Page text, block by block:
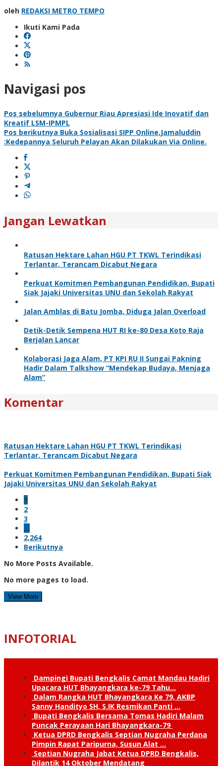
oleh REDAKSI METRO TEMPO
Ikuti Kami Pada
Navigasi pos
Pos sebelumnya Gubernur Riau Apresiasi Ide Inovatif dan
Kreatif LSM-IPMPL
Pos berikutnya Buka Sosialisasi SIPP Online,Jamaluddin
:Kedepannya Seluruh Pelayan Akan Dilakukan Via Online.
Jangan Lewatkan
Ratusan Hektare Lahan HGU PT TKWL Terindikasi
Terlantar, Terancam Dicabut Negara
Perkuat Komitmen Pembangunan Pendidikan, Bupati
Siak Jajaki Universitas UNU dan Sekolah Rakyat
Jalan Amblas di Batu Jomba, Diduga Jalan Overload
Detik-Detik Sempena HUT RI ke-80 Desa Koto Raja
Berjalan Lancar
Kolaborasi Jaga Alam, PT KPI RU II Sungai Pakning
Hadir Dalam Talkshow “Mendekap Budaya, Menjaga
Alam”
Komentar
Ratusan Hektare Lahan HGU PT TKWL Terindikasi
Terlantar, Terancam Dicabut Negara
Perkuat Komitmen Pembangunan Pendidikan, Bupati Siak
Jajaki Universitas UNU dan Sekolah Rakyat
1
2
3
…
2,264
Berikutnya
No More Posts Available.
No more pages to load.
View More
INFOTORIAL
Dampingi Bupati Bengkalis Camat Mandau Hadiri
Upacara HUT Bhayangkara ke-79 Tahu…
Dalam Rangka HUT Bhayangkara Ke 79, AKBP
Sanny Handityo SH, S.IK Resmikan Panti …
Bupati Bengkalis Bersama Tomas Hadiri Malam
Puncak Perayaan Hari Bhayangkara-79
Ketua DPRD Bengkalis Septian Nugraha Perdana
Pimpin Rapat Paripurna, Susun Alat …
Septian Nugraha Jabat Ketua DPRD Bengkalis,
Dilantik 14 Oktober Mendatang